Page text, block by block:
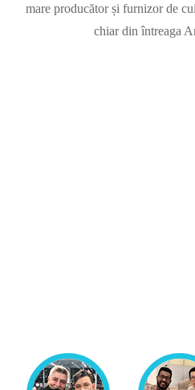
mare producător și furnizor de
chiar din întreaga